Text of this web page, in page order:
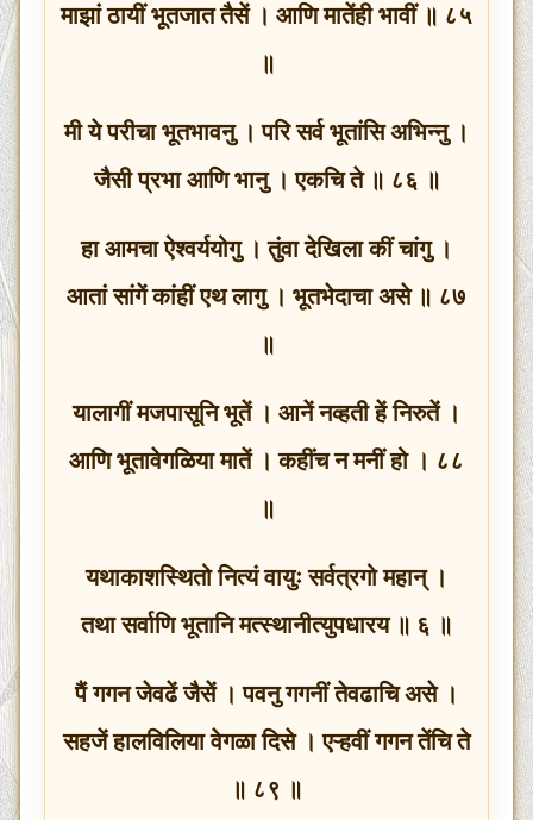
माझां ठायीं भूतजात तैसें । आणि मातेंही भावीं ॥ ८५
॥
मी ये परीचा भूतभावनु । परि सर्व भूतांसि अभिन्नु ।
जैसी प्रभा आणि भानु । एकचि ते ॥ ८६ ॥
हा आमचा ऐश्वर्ययोगु । तुंवा देखिला कीं चांगु ।
आतां सांगें कांहीं एथ लागु । भूतभेदाचा असे ॥ ८७
॥
यालागीं मजपासूनि भूतें । आनें नव्हती हें निरुतें ।
आणि भूतावेगळिया मातें । कहींच न मनीं हो । ८८
॥
यथाकाशस्थितो नित्यं वायुः सर्वत्रगो महान् ।
तथा सर्वाणि भूतानि मत्स्थानीत्युपधारय ॥ ६ ॥
पैं गगन जेवढें जैसें । पवनु गगनीं तेवढाचि असे ।
सहजें हालविलिया वेगळा दिसे । एऱ्हवीं गगन तेंचि ते
॥ ८९ ॥